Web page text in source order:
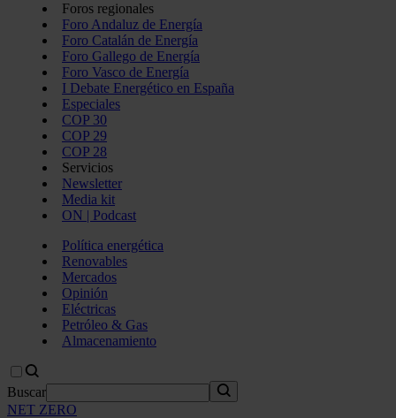
Foros regionales
Foro Andaluz de Energía
Foro Catalán de Energía
Foro Gallego de Energía
Foro Vasco de Energía
I Debate Energético en España
Especiales
COP 30
COP 29
COP 28
Servicios
Newsletter
Media kit
ON | Podcast
Política energética
Renovables
Mercados
Opinión
Eléctricas
Petróleo & Gas
Almacenamiento
Buscar
NET ZERO